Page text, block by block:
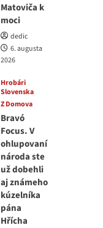
Matoviča k
moci
dedic
6. augusta
2026
Hrobári
Slovenska
Z Domova
Bravó
Focus. V
ohlupovaní
národa ste
už dobehli
aj známeho
kúzelníka
pána
Hřícha